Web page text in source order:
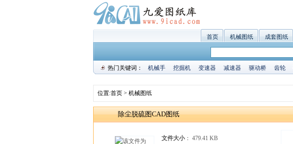
首页 机械图纸 成套图纸
热门关键词： 机械手 挖掘机 变速器 减速器 驱动桥 齿轮
位置:首页 > 机械图纸
除尘脱硫图CAD图纸
文件大小： 479.41 KB